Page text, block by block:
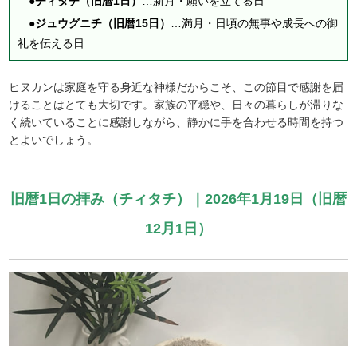
●ジュウグニチ（旧暦15日）
…満月・日頃の無事や成長への御
礼を伝える日
ヒヌカンは家庭を守る身近な神様だからこそ、この節目で感謝を届
けることはとても大切です。家族の平穏や、日々の暮らしが滞りな
く続いていることに感謝しながら、静かに手を合わせる時間を持つ
とよいでしょう。
旧暦1日の拝み（チィタチ）｜2026年1月19日（旧暦
12月1日）